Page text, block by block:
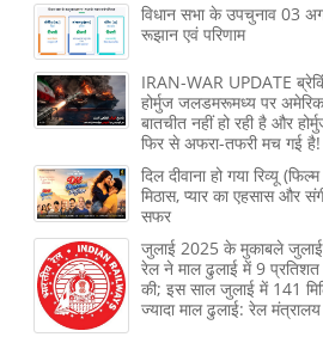
विधान सभा के उपचुनाव 03
रूझान एवं परिणाम
IRAN-WAR UPDATE
होर्मुज जलडमरूमध्य पर
बातचीत नहीं हो रही है और
फिर से अफरा-तफरी मच गई है!
दिल दीवाना हो गया रिव्यू
मिठास, प्यार का एहसास और
सफर
जुलाई 2025 के मुकाबले
रेल ने माल ढुलाई में 9 प्रतिशत
की; इस साल जुलाई में 141
ज्‍यादा माल ढुलाई: रेल मंत्रालय